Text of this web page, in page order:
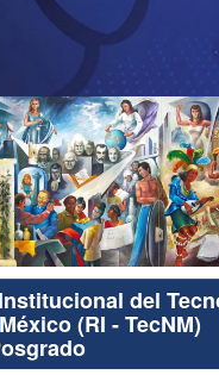
del
(RI - TecNM)